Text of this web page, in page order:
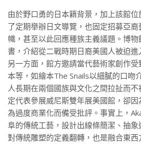
由於野口勇的日本籍背景，加上該館
了定期舉辦日文導覽，也固定招募亞
幟，甚至以此回應種族主義議題。博
書，介紹從二戰時期日裔美國人被迫進
另一方面，館方邀請當代藝術家創作
本等，如繪本The Snails以細膩的口吻
人長期在兩個國族與文化之間拉扯而
定代表參展威尼斯雙年展美國館，卻
為過度商業化而備受批評。事實上，
阜的傳統工藝，設計出線條簡潔、抽
對傳統雕塑的定義翻轉，也是融合東